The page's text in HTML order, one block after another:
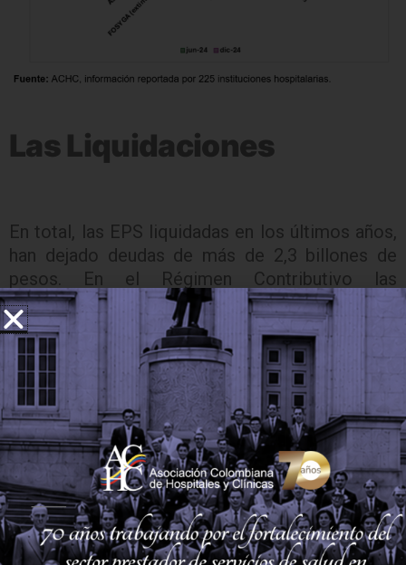
Las Liquidaciones
En total, las EPS liquidadas en los últimos años,
han dejado deudas de más de 2,3 billones de
pesos. En el Régimen Contributivo las
principales deudoras liquidadas son Medimás,
Coomeva, Cafesalud, Cruz Blanca, Saludcoop, y
Salud Vida; mientras que en el Subsidiado son
Convida, Ecoopsos, Comfamiliar Huila,
Medimás, Comparta y Emdisalud.
Respecto de las EPS del contributivo que
fueron liquidadas, los aproximadamente 1,2
billones de pesos que se reportaron como
deuda corresponden a 16 entidades, siendo las
más relevantes por su volumen de deuda:
Medimás que concentra el 33,5%, Coomeva con